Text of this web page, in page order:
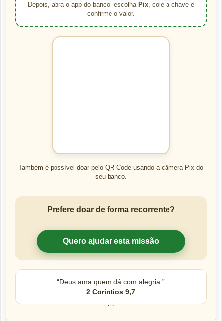
Depois, abra o app do banco, escolha Pix, cole a chave e
confirme o valor.
Também é possível doar pelo QR Code usando a câmera Pix do
seu banco.
Prefere doar de forma recorrente?
Quero ajudar esta missão
“Deus ama quem dá com alegria.”
2 Coríntios 9,7
```